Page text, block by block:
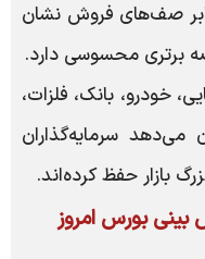
صف‌های فروش نشان
برتری محسوسی دارد.
خودرو، بانک، فلزات،
می‌دهد سرمایه‌گذاران
بازار حفظ کرده‌اند.
بورس امروز